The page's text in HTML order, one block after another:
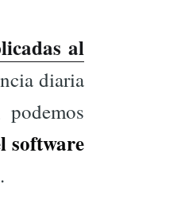
al
diaria
software
.